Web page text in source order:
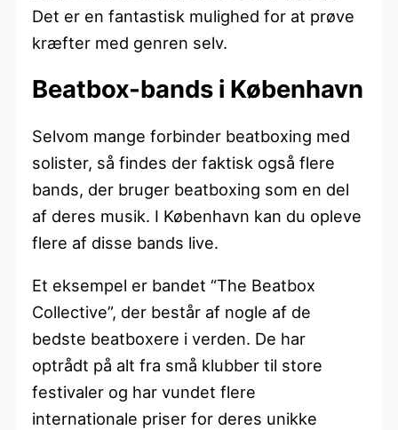
Det er en fantastisk mulighed for at prøve
kræfter med genren selv.
Beatbox-bands i København
Selvom mange forbinder beatboxing med
solister, så findes der faktisk også flere
bands, der bruger beatboxing som en del
af deres musik. I København kan du opleve
flere af disse bands live.
Et eksempel er bandet “The Beatbox
Collective”, der består af nogle af de
bedste beatboxere i verden. De har
optrådt på alt fra små klubber til store
festivaler og har vundet flere
internationale priser for deres unikke